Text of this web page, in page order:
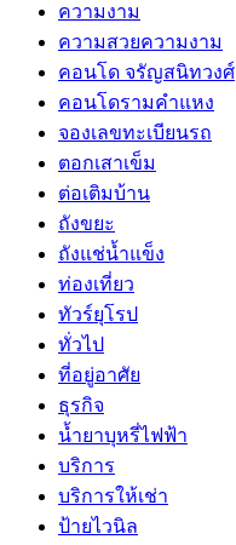
ความงาม
ความสวยความงาม
คอนโด จรัญสนิทวงศ์
คอนโดรามคำแหง
จองเลขทะเบียนรถ
ตอกเสาเข็ม
ต่อเติมบ้าน
ถังขยะ
ถังแช่น้ำแข็ง
ท่องเที่ยว
ทัวร์ยุโรป
ทั่วไป
ที่อยู่อาศัย
ธุรกิจ
น้ำยาบุหรี่ไฟฟ้า
บริการ
บริการให้เช่า
ป้ายไวนิล